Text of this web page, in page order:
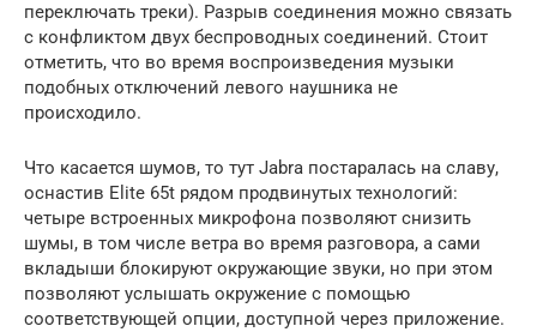
переключать треки). Разрыв соединения можно связать
с конфликтом двух беспроводных соединений. Стоит
отметить, что во время воспроизведения музыки
подобных отключений левого наушника не
происходило.
Что касается шумов, то тут Jabra постаралась на славу,
оснастив Elite 65t рядом продвинутых технологий:
четыре встроенных микрофона позволяют снизить
шумы, в том числе ветра во время разговора, а сами
вкладыши блокируют окружающие звуки, но при этом
позволяют услышать окружение с помощью
соответствующей опции, доступной через приложение.